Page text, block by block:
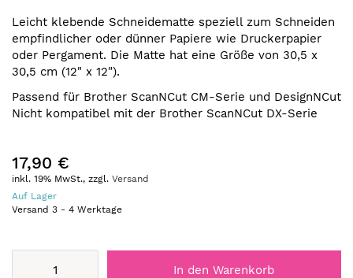
Leicht klebende Schneidematte speziell zum Schneiden
empfindlicher oder dünner Papiere wie Druckerpapier
oder Pergament. Die Matte hat eine Größe von 30,5 x
30,5 cm (12" x 12").
Passend für Brother ScanNCut CM-Serie und DesignNCut
Nicht kompatibel mit der Brother ScanNCut DX-Serie
17,90 €
inkl. 19% MwSt., zzgl. Versand
Auf Lager
Versand 3 - 4 Werktage
In den Warenkorb